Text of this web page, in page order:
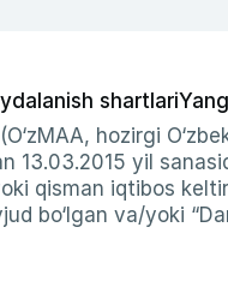
shartlari
hozirgi
yil
qisman iqtibos
bo‘lgan va/yoki